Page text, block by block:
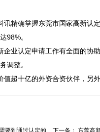
精确掌握东莞市国家高新认
98%。
企业认定申请工作有全面的协
调整。
超十亿的外资合资伙伴，另
要到通过认定的
下一条： 东莞高